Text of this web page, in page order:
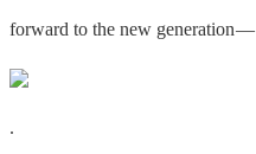
forward to the new generation —
.